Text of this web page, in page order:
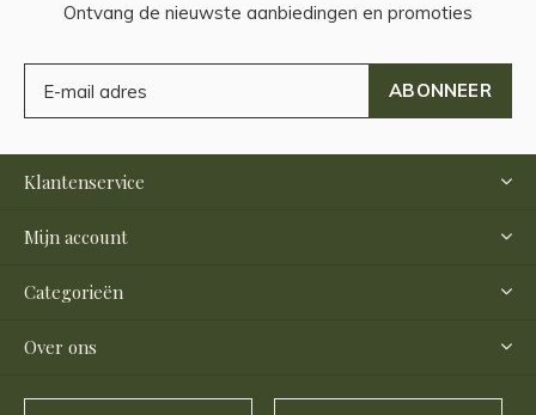
Ontvang de nieuwste aanbiedingen en promoties
ABONNEER
Klantenservice
Mijn account
Categorieën
Over ons